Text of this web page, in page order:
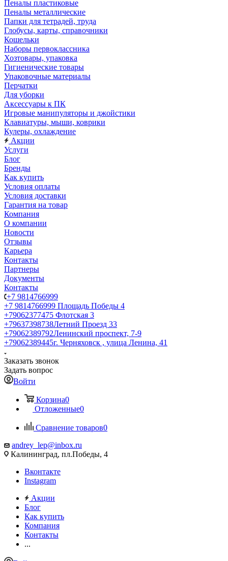
Пеналы пластиковые
Пеналы металлические
Папки для тетрадей, труда
Глобусы, карты, справочники
Кошельки
Наборы первоклассника
Хозтовары, упаковка
Гигиенические товары
Упаковочные материалы
Перчатки
Для уборки
Аксессуары к ПК
Игровые манипуляторы и джойстики
Клавиатуры, мыши, коврики
Кулеры, охлаждение
Акции
Услуги
Блог
Бренды
Как купить
Условия оплаты
Условия доставки
Гарантия на товар
Компания
О компании
Новости
Отзывы
Карьера
Контакты
Партнеры
Документы
Контакты
+7 9814766999
+7 9814766999 Площадь Победы 4
+79062377475 Флотская 3
+79637398738Летний Проезд 33
+79062389792Ленинский проспект, 7-9
+79062389445г. Черняховск , улица Ленина, 41
Заказать звонок
Задать вопрос
Войти
Корзина0
Отложенные0
Сравнение товаров0
andrey_lep@inbox.ru
Калининград, пл.Победы, 4
Вконтакте
Instagram
Акции
Блог
Как купить
Компания
Контакты
...